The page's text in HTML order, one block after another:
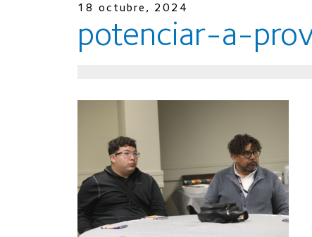
18 octubre, 2024
potenciar-a-